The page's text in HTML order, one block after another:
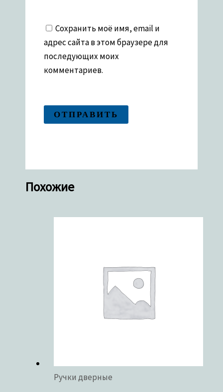
Сохранить моё имя, email и
адрес сайта в этом браузере для
последующих моих
комментариев.
Похожие
Ручки дверные